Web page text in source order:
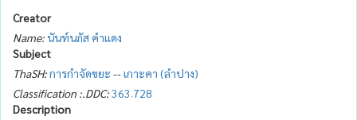
Creator
Name:นันท์นภัส คำแดง
Subject
ThaSH:การกำจัดขยะ --เกาะคา (ลำปาง)
Classification :.DDC:363.728
Description